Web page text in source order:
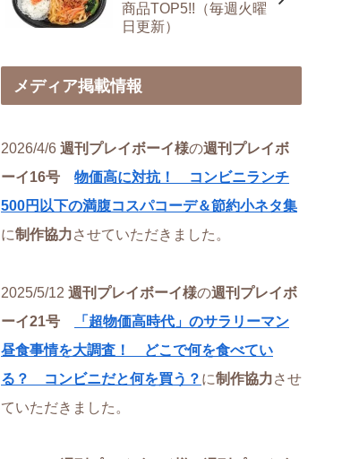
商品TOP5!!（毎週火曜
日更新）
メディア掲載情報
2026/4/6 週刊プレイボーイ様の週刊プレイボ
ーイ16号 物価高に対抗！ コンビニランチ
500円以下の満腹コスパコーデ＆節約小ネタ集
に制作協力させていただきました。
2025/5/12 週刊プレイボーイ様の週刊プレイボ
ーイ21号
「超物価高時代」のサラリーマン
昼食事情を大調査！ どこで何を食べてい
る？ コンビニだと何を買う？ に制作協力させ
ていただきました。